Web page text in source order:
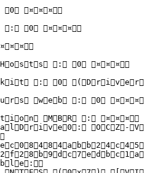
 ¤ ¤ ¤  
 0   ¤ ¤ ¤  
 
 :   0   ¤ ¤ ¤  
 :   0 
 w e b   :   0   ¤ ¤ ¤  
 M B R   :   ¤ ¤ ¤  
 O C Z -
 